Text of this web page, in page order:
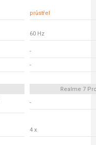
průstřel
60 Hz
-
-
Realme 7
-
4 x